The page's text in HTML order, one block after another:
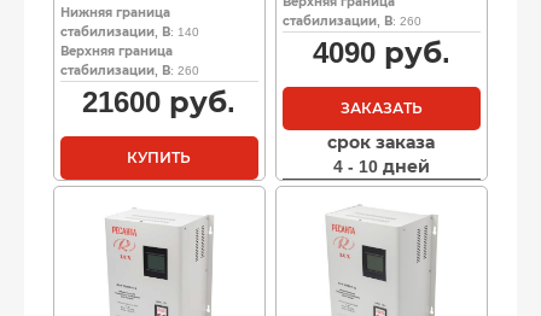
Нижняя граница
стабилизации, В: 140
Верхняя граница
стабилизации, В: 260
21600 руб.
КУПИТЬ
стабилизации, В: 260
4090руб.
ЗАКАЗАТЬ
срок заказа
4 - 10 дней